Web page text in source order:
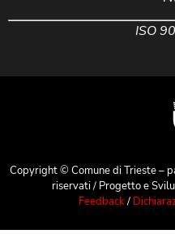
ISO
Copyright © Comune di Trieste –
riservati / Progetto e
Feedback/